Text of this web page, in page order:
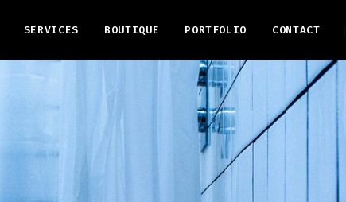
SERVICES BOUTIQUE PORTFOLIO CONTACT